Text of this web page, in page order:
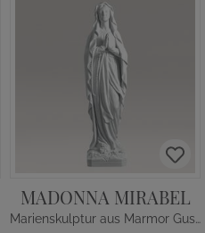
MADONNA MIRABEL
Marienskulptur aus Marmor Guss